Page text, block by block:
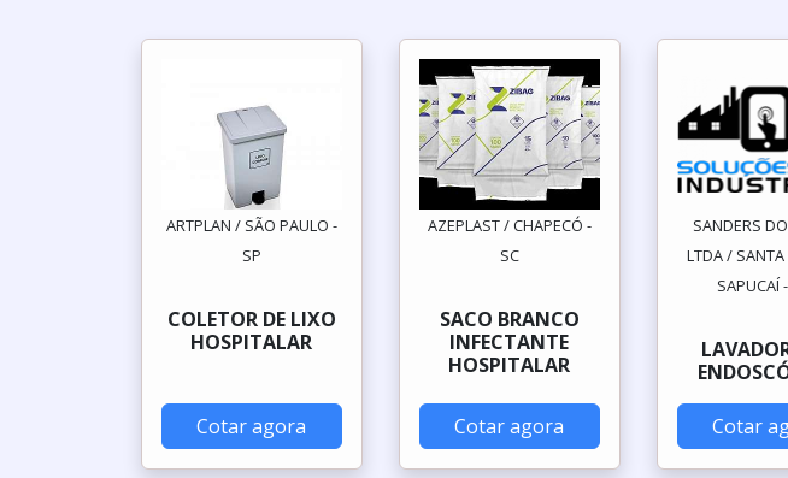
ARTPLAN / SÃO PAULO -
SP
COLETOR DE LIXO
HOSPITALAR
Cotar agora
AZEPLAST / CHAPECÓ -
SC
SACO BRANCO
INFECTANTE
HOSPITALAR
Cotar agora
SANDERS
LTDA / SANTA
SAPUCAÍ
Cotar